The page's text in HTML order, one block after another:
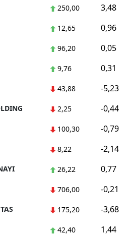
Kütahya
Malatya
Manisa
250,00 3,48
12,65 0,96
96,20 0,05
9,76 0,31
43,88 -5,23
2,25 -0,44
100,30 -0,79
8,22 -2,14
26,22 0,77
706,00 -0,21
175,20 -3,68
42,40 1,44